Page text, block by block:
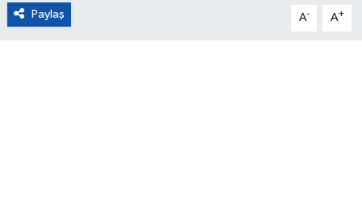
Paylaş A- A+
Sivil Toplum